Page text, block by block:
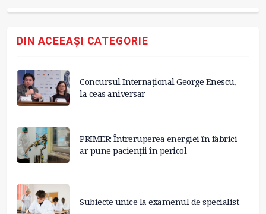
DIN ACEEAȘI CATEGORIE
Concursul Internațional George Enescu,
la ceas aniversar
PRIMER: Întreruperea energiei în fabrici
ar pune pacienții în pericol
Subiecte unice la examenul de specialist